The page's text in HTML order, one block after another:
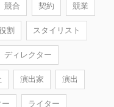
競合 契約 競業
割 スタイリスト
ディレクター
演出家 演出
ライター